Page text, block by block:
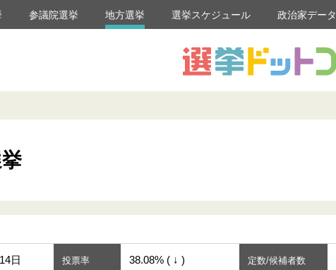
参議院選挙 地方選挙 選挙スケジュール 政治家データ
日 投票率 38.08% ( ↓ ) 定数/候補者数